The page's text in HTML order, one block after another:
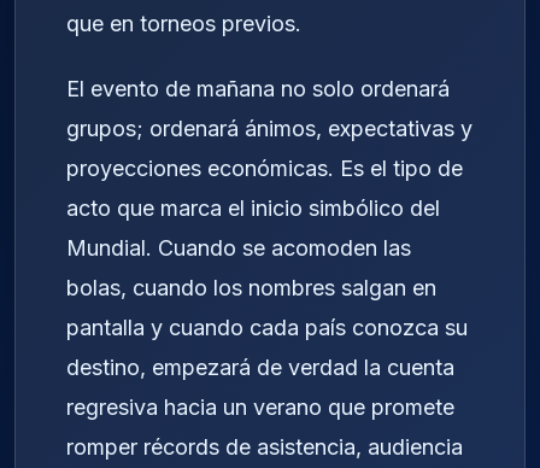
que en torneos previos.
El evento de mañana no solo ordenará
grupos; ordenará ánimos, expectativas y
proyecciones económicas. Es el tipo de
acto que marca el inicio simbólico del
Mundial. Cuando se acomoden las
bolas, cuando los nombres salgan en
pantalla y cuando cada país conozca su
destino, empezará de verdad la cuenta
regresiva hacia un verano que promete
romper récords de asistencia, audiencia